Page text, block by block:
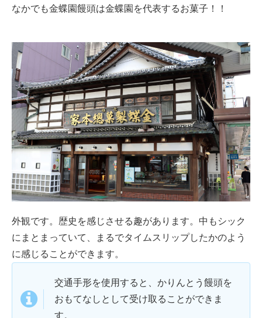
なかでも金蝶園饅頭は金蝶園を代表するお菓子！！
外観です。歴史を感じさせる趣があります。中もシック
にまとまっていて、まるでタイムスリップしたかのよう
に感じることができます。
交通手形を使用すると、かりんとう饅頭を
おもてなしとして受け取ることができま
す。